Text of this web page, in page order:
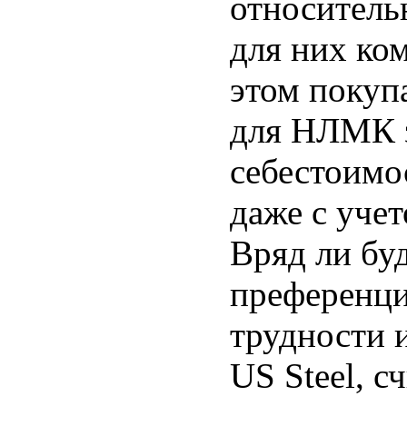
для них
этом
для НЛМК
даже с
Вряд ли
трудности
US Steel,